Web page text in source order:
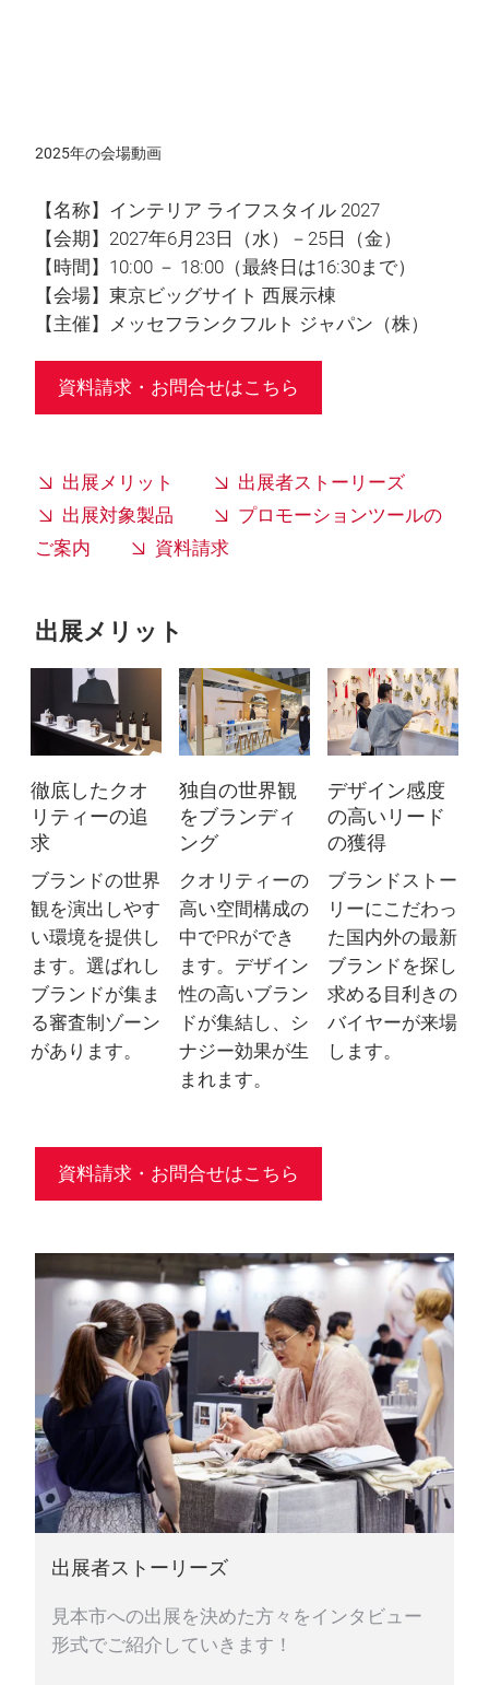
2025年の会場動画
【名称】インテリア ライフスタイル 2027
【会期】2027年6月23日（水）－25日（金）
【時間】10:00 － 18:00（最終日は16:30まで）
【会場】東京ビッグサイト 西展示棟
【主催】メッセフランクフルト ジャパン（株）
資料請求・お問合せはこちら
出展メリット
出展者ストーリーズ
出展対象製品
プロモーションツールの
ご案内
資料請求
出展メリット
徹底したクオ
リティーの追
求
ブランドの世界
観を演出しやす
い環境を提供し
ます。選ばれし
ブランドが集ま
る審査制ゾーン
があります。
独自の世界観
をブランディ
ング
クオリティーの
高い空間構成の
中でPRができ
ます。デザイン
性の高いブラン
ドが集結し、シ
ナジー効果が生
まれます。
デザイン感度
の高いリード
の獲得
ブランドストー
リーにこだわっ
た国内外の最新
ブランドを探し
求める目利きの
バイヤーが来場
します。
資料請求・お問合せはこちら
出展者ストーリーズ
見本市への出展を決めた方々をインタビュー
形式でご紹介していきます！